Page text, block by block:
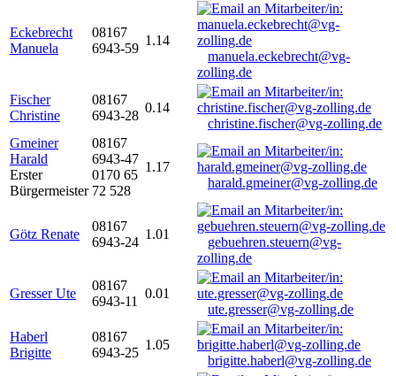
Eckebrecht
Manuela
08167
6943-59
1.14
manuela.eckebrecht@vg-
zolling.de
Fischer
Christine
08167
6943-28
0.14
christine.fischer@vg-zolling.de
Gmeiner
Harald
Erster
Bürgermeister
08167
6943-47
0170 65
72 528
1.17
harald.gmeiner@vg-zolling.de
Götz Renate
08167
6943-24
1.01
gebuehren.steuern@vg-
zolling.de
Gresser Ute
08167
6943-11
0.01
ute.gresser@vg-zolling.de
Haberl
Brigitte
08167
6943-25
1.05
brigitte.haberl@vg-zolling.de